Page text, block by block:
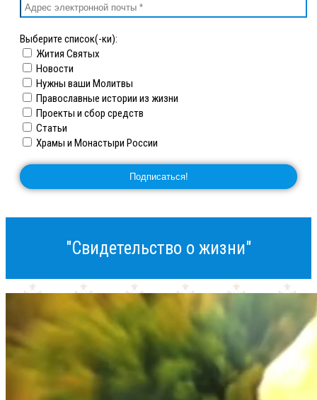
Выберите список(-ки):
Жития Святых
Новости
Нужны ваши Молитвы
Православные истории из жизни
Проекты и сбор средств
Статьи
Храмы и Монастыри России
"Свидетельство о жизни"